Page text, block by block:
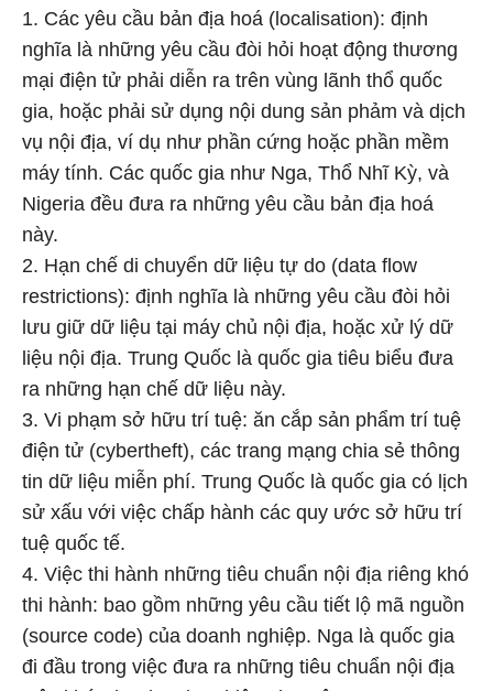
1. Các yêu cầu bản địa hoá (localisation): định
nghĩa là những yêu cầu đòi hỏi hoạt động thương
mại điện tử phải diễn ra trên vùng lãnh thổ quốc
gia, hoặc phải sử dụng nội dung sản phảm và dịch
vụ nội địa, ví dụ như phần cứng hoặc phần mềm
máy tính. Các quốc gia như Nga, Thổ Nhĩ Kỳ, và
Nigeria đều đưa ra những yêu cầu bản địa hoá
này.
2. Hạn chế di chuyển dữ liệu tự do (data flow
restrictions): định nghĩa là những yêu cầu đòi hỏi
lưu giữ dữ liệu tại máy chủ nội địa, hoặc xử lý dữ
liệu nội địa. Trung Quốc là quốc gia tiêu biểu đưa
ra những hạn chế dữ liệu này.
3. Vi phạm sở hữu trí tuệ: ăn cắp sản phẩm trí tuệ
điện tử (cybertheft), các trang mạng chia sẻ thông
tin dữ liệu miễn phí. Trung Quốc là quốc gia có lịch
sử xấu với việc chấp hành các quy ước sở hữu trí
tuệ quốc tế.
4. Việc thi hành những tiêu chuẩn nội địa riêng khó
thi hành: bao gồm những yêu cầu tiết lộ mã nguồn
(source code) của doanh nghiệp. Nga là quốc gia
đi đầu trong việc đưa ra những tiêu chuẩn nội địa